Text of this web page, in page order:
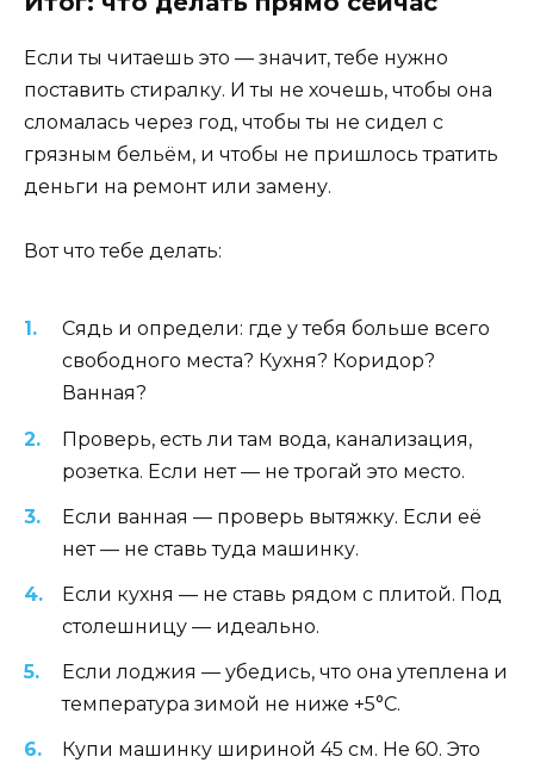
Если ты читаешь это — значит, тебе нужно
поставить стиралку. И ты не хочешь, чтобы она
сломалась через год, чтобы ты не сидел с
грязным бельём, и чтобы не пришлось тратить
деньги на ремонт или замену.
Вот что тебе делать:
Сядь и определи: где у тебя больше всего
свободного места? Кухня? Коридор?
Ванная?
Проверь, есть ли там вода, канализация,
розетка. Если нет — не трогай это место.
Если ванная — проверь вытяжку. Если её
нет — не ставь туда машинку.
Если кухня — не ставь рядом с плитой. Под
столешницу — идеально.
Если лоджия — убедись, что она утеплена и
температура зимой не ниже +5°C.
Купи машинку шириной 45 см. Не 60. Это